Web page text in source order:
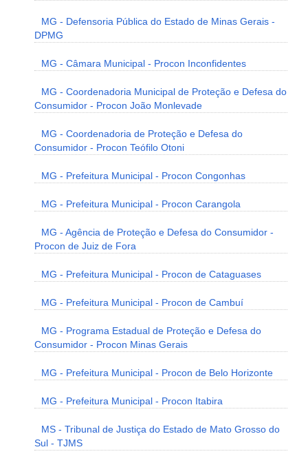
MG - Defensoria Pública do Estado de Minas Gerais -
DPMG
MG - Câmara Municipal - Procon Inconfidentes
MG - Coordenadoria Municipal de Proteção e Defesa do
Consumidor - Procon João Monlevade
MG - Coordenadoria de Proteção e Defesa do
Consumidor - Procon Teófilo Otoni
MG - Prefeitura Municipal - Procon Congonhas
MG - Prefeitura Municipal - Procon Carangola
MG - Agência de Proteção e Defesa do Consumidor -
Procon de Juiz de Fora
MG - Prefeitura Municipal - Procon de Cataguases
MG - Prefeitura Municipal - Procon de Cambuí
MG - Programa Estadual de Proteção e Defesa do
Consumidor - Procon Minas Gerais
MG - Prefeitura Municipal - Procon de Belo Horizonte
MG - Prefeitura Municipal - Procon Itabira
MS - Tribunal de Justiça do Estado de Mato Grosso do
Sul - TJMS